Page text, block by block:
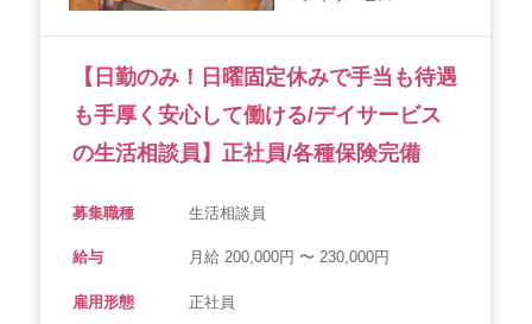
【日勤のみ！日曜固定休みで手当も待遇
も手厚く安心して働ける/デイサービス
の生活相談員】正社員/各種保険完備
募集職種 生活相談員
給与 月給 200,000円 〜 230,000円
雇用形態 正社員